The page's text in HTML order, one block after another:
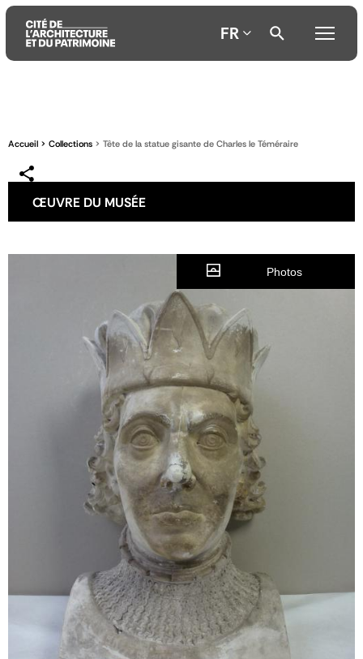
contenu
menu
la
FR
Accueil Collections Tête de la statue gisante de Charles le Téméraire
ŒUVRE DU MUSÉE
Photos